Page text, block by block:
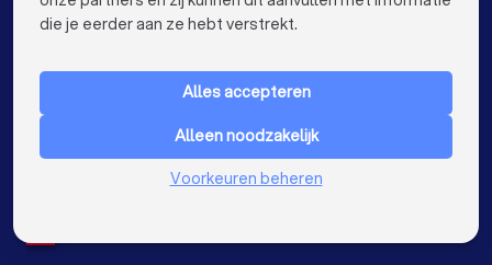
Zonnepanelen-installateurs in Tilburg
Zonnepanelen-installateurs in Groningen
Zonnepanelen-installateurs in Almere
VOOR PARTICULIEREN keyboard_arrow_down
Nederland
die je eerder aan ze hebt verstrekt.
Alles accepteren
Alleen noodzakelijk
Voorkeuren beheren